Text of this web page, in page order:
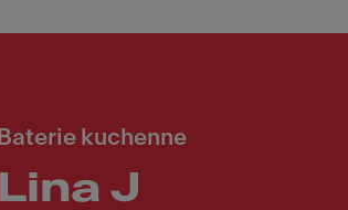
Baterie kuchenne
Lina J